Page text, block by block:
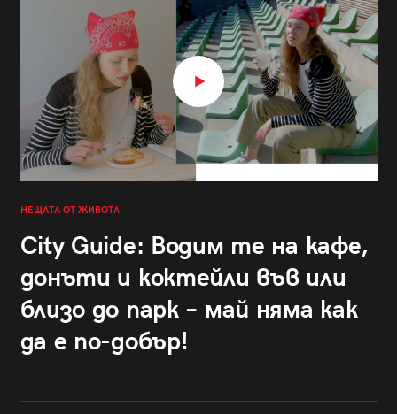
НЕЩАТА ОТ ЖИВОТА
City Guide: Водим те на кафе,
донъти и коктейли във или
близо до парк – май няма как
да е по-добър!